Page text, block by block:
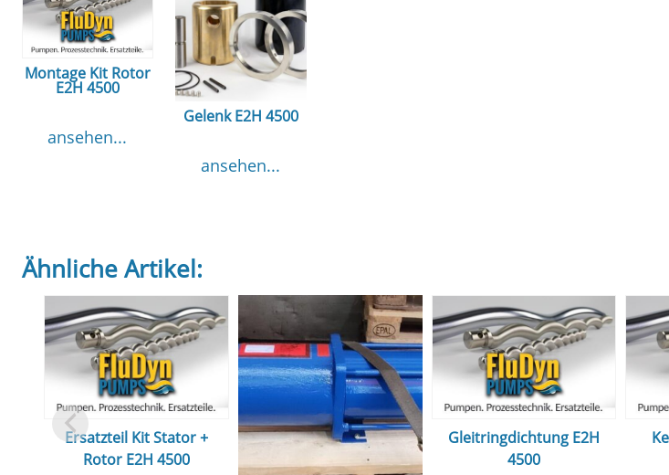
Montage Kit Rotor
E2H 4500
ansehen...
Gelenk E2H 4500
ansehen...
Ähnliche Artikel:
Ersatzteil Kit Stator +
Rotor E2H 4500
Gleitringdichtung E2H
4500